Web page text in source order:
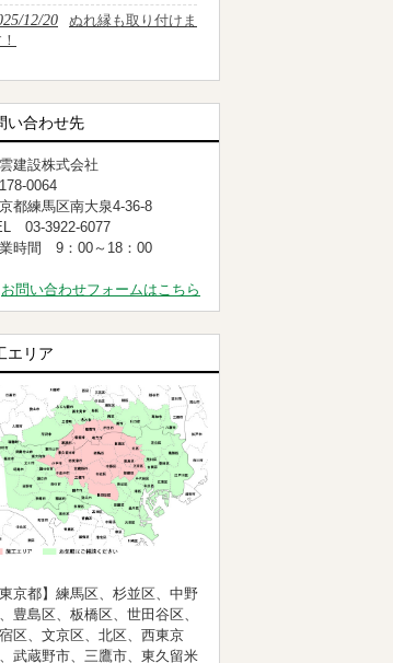
12/20
ぬれ縁も取り付けま
い合わせ先
建設株式会社
0064
都練馬区南大泉4-36-8
03-3922-6077
時間 9：00～18：00
お問い合わせフォームはこちら
エリア
東京都】練馬区、杉並区、中野
豊島区、板橋区、世田谷区、
区、文京区、北区、西東京
武蔵野市、三鷹市、東久留米